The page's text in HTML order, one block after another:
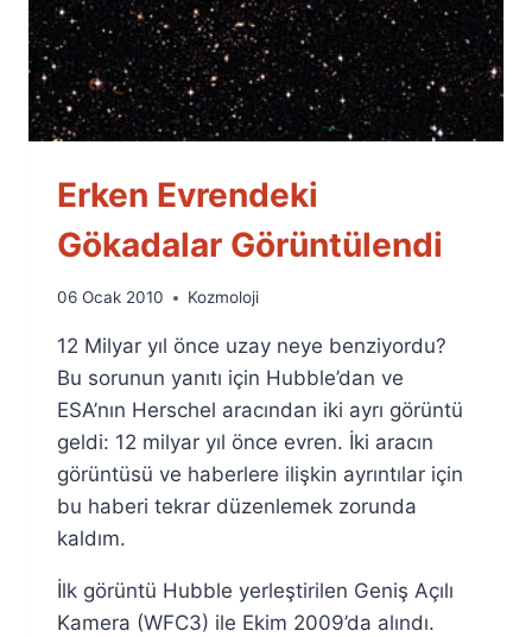
Erken Evrendeki
Gökadalar Görüntülendi
By
Fuat
Özyar
06 Ocak 2010 Kozmoloji
12 Milyar yıl önce uzay neye benziyordu?
Bu sorunun yanıtı için Hubble’dan ve
ESA’nın Herschel aracından iki ayrı görüntü
geldi: 12 milyar yıl önce evren. İki aracın
görüntüsü ve haberlere ilişkin ayrıntılar için
bu haberi tekrar düzenlemek zorunda
kaldım.
İlk görüntü Hubble yerleştirilen Geniş Açılı
Kamera (WFC3) ile Ekim 2009’da alındı.